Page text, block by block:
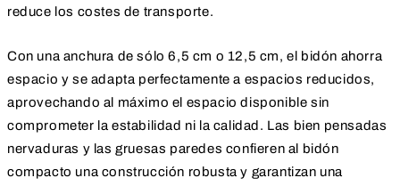
reduce los costes de transporte.
Con una anchura de sólo 6,5 cm o 12,5 cm, el bidón ahorra
espacio y se adapta perfectamente a espacios reducidos,
aprovechando al máximo el espacio disponible sin
comprometer la estabilidad ni la calidad. Las bien pensadas
nervaduras y las gruesas paredes confieren al bidón
compacto una construcción robusta y garantizan una